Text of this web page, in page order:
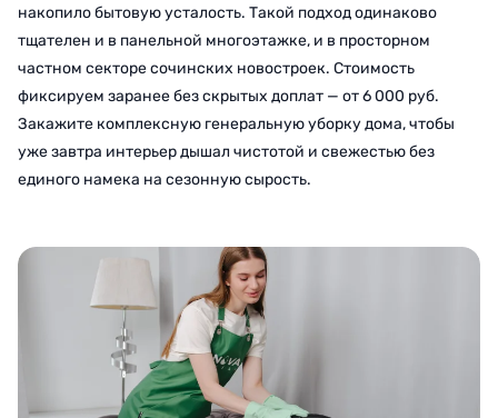
накопило бытовую усталость. Такой подход одинаково
тщателен и в панельной многоэтажке, и в просторном
частном секторе сочинских новостроек. Стоимость
фиксируем заранее без скрытых доплат — от 6 000 руб.
Закажите комплексную генеральную уборку дома, чтобы
уже завтра интерьер дышал чистотой и свежестью без
единого намека на сезонную сырость.